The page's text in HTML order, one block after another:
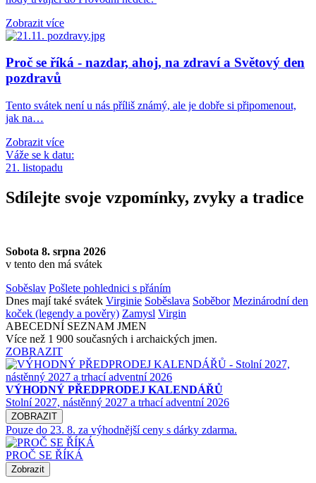
Zobrazit více
Proč se říká - nazdar, ahoj, na zdraví a Světový den
pozdravů
Tento svátek není u nás příliš známý, ale je dobře si připomenout,
jak na…
Zobrazit více
Váže se k datu:
21. listopadu
Sdílejte svoje vzpomínky, zvyky a tradice
Sobota 8. srpna 2026
v tento den má svátek
Soběslav Pošlete pohlednici s přáním
Dnes mají také svátek Virginie Soběslava Soběbor Mezinárodní den
koček (legendy a pověry) Zamysl Virgin
ABECEDNÍ SEZNAM JMEN
Více než 1 900 současných i archaických jmen.
ZOBRAZIT
VÝHODNÝ PŘEDPRODEJ KALENDÁŘŮ
Stolní 2027, nástěnný 2027 a trhací adventní 2026
ZOBRAZIT
Pouze do 23. 8. za výhodnější ceny s dárky zdarma.
PROČ SE ŘÍKÁ
Zobrazit